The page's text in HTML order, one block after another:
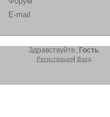
E-mail
Здравствуйте, Гость
Регистрация| Вход